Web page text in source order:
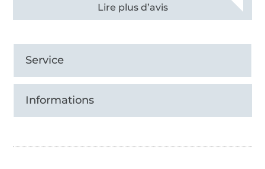
Voir tous les 11497 commentaires
Service
Informations